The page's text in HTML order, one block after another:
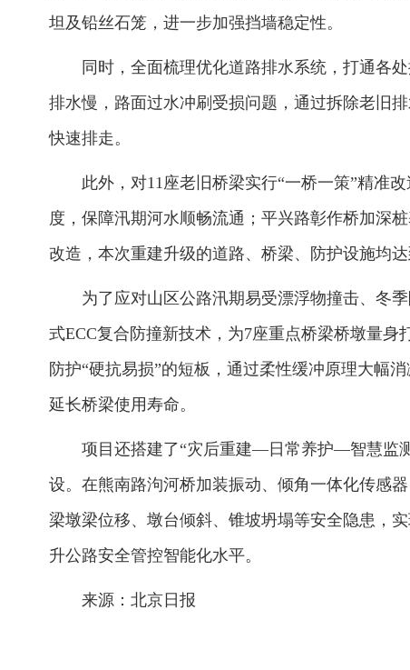
坦及铅丝石笼，进一步加强挡墙稳定性。
同时，全面梳理优化道路排水系统，打通各
排水慢，路面过水冲刷受损问题，通过拆除老旧
快速排走。
此外，对11座老旧桥梁实行“一桥一策”精准
度，保障汛期河水顺畅流通；平兴路彰作桥加深
改造，本次重建升级的道路、桥梁、防护设施均达
为了应对山区公路汛期易受漂浮物撞击、冬
式ECC复合防撞新技术，为7座重点桥梁桥墩量
防护“硬抗易损”的短板，通过柔性缓冲原理大幅
延长桥梁使用寿命。
项目还搭建了“灾后重建—日常养护—智慧监
设。在熊南路泃河桥加装振动、倾角一体化传感
梁墩梁位移、墩台倾斜、锥坡坍塌等安全隐患，
升公路安全管控智能化水平。
来源：北京日报